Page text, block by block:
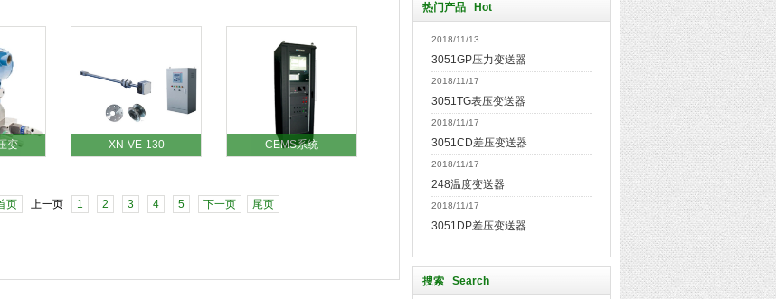
热门产品 Hot
2018/11/13
3051GP压力变送器
2018/11/17
3051TG表压变送器
2018/11/17
3051CD差压变送器
2018/11/17
248温度变送器
2018/11/17
3051DP差压变送器
搜索 Search
变 XN-VE-130 CEMS系统
页 上一页 1 2 3 4 5 下一页 尾页